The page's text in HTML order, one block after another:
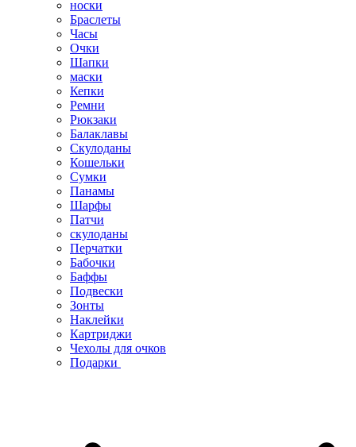
носки
Браслеты
Часы
Очки
Шапки
маски
Кепки
Ремни
Рюкзаки
Балаклавы
Скулоданы
Кошельки
Сумки
Панамы
Шарфы
Патчи
скулоданы
Перчатки
Бабочки
Баффы
Подвески
Зонты
Наклейки
Картриджи
Чехолы для очков
Подарки